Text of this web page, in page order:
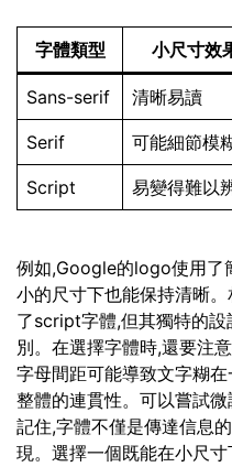
字體類型 小尺寸效
Sans-serif 清晰易讀
Serif 可能細節模
Script 易變得難以
例如,Google的logo使用了
小的尺寸下也能保持清晰
了script字體,但其獨特的
別。在選擇字體時,還要注
字母間距可能導致文字糊
整體的連貫性。可以嘗試微
記住,字體不僅是傳達信息
現。選擇一個既能在小尺